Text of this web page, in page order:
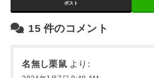
ポスト
15件のコメント
名無し栗鼠 より: